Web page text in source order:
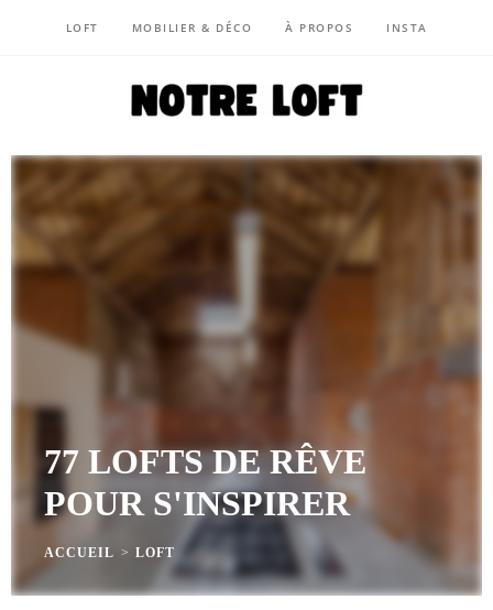
LOFT MOBILIER & DÉCO À PROPOS INSTA
77 LOFTS DE RÊVE
POUR S'INSPIRER
ACCUEIL > LOFT